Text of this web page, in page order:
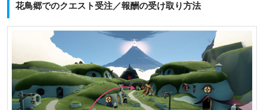
花鳥郷でのクエスト受注／報酬の受け取り方法